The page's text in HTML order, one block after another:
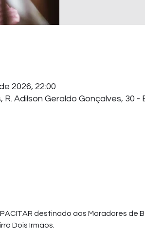
2026, 22:00
Adilson Geraldo Gonçalves, 30 -
destinado aos Moradores de
Dois Irmãos.